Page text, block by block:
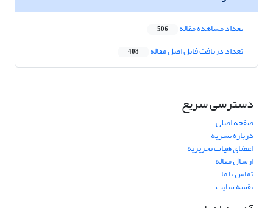
تعداد مشاهده مقاله 506
تعداد دریافت فایل اصل مقاله 408
دسترسی سریع
صفحه اصلی
درباره نشریه
اعضای هیات تحریریه
ارسال مقاله
تماس با ما
نقشه سایت